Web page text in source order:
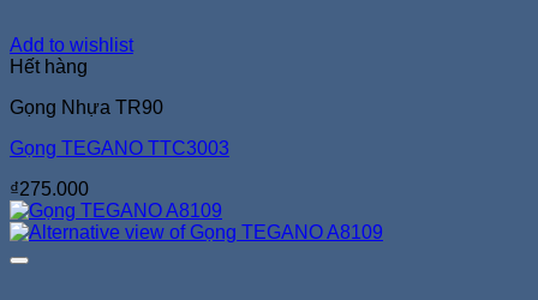
Add to wishlist
Hết hàng
Gọng Nhựa TR90
Gọng TEGANO TTC3003
₫275.000